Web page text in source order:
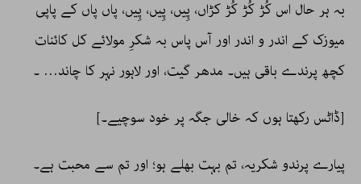
بہ ہر حال اس کُڑ کُڑ کُڑ کڑاں، پِیں، پِیں، پِیں، پاں پاں کے پاپی
میوزک کے اندر و اندر اور آس پاس بہ شکرِ مولائے کل کائنات
کچھ پرندے باقی ہیں۔ مدھر گیت، اور لاہور نہر کا چاند… ۔
[ڈاٹس رکھتا ہوں کہ خالی جگہ پر خود سوچیے۔]
پیارے پرندو شکریہ، تم بہت بھلے ہو؛ اور تم سے محبت ہے۔